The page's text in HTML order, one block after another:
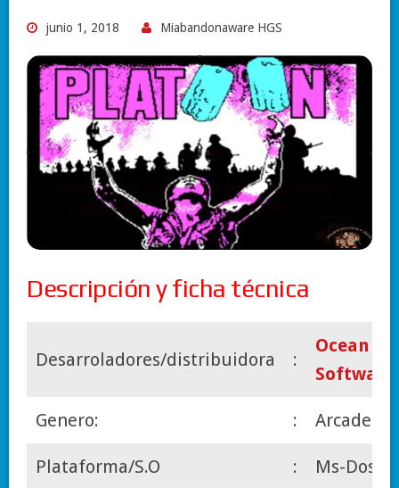
junio 1, 2018 Miabandonaware HGS
Descripción y ficha técnica
Desarroladores/distribuidora :
Ocean
Software
Genero: : Arcade
Plataforma/S.O : Ms-Dos